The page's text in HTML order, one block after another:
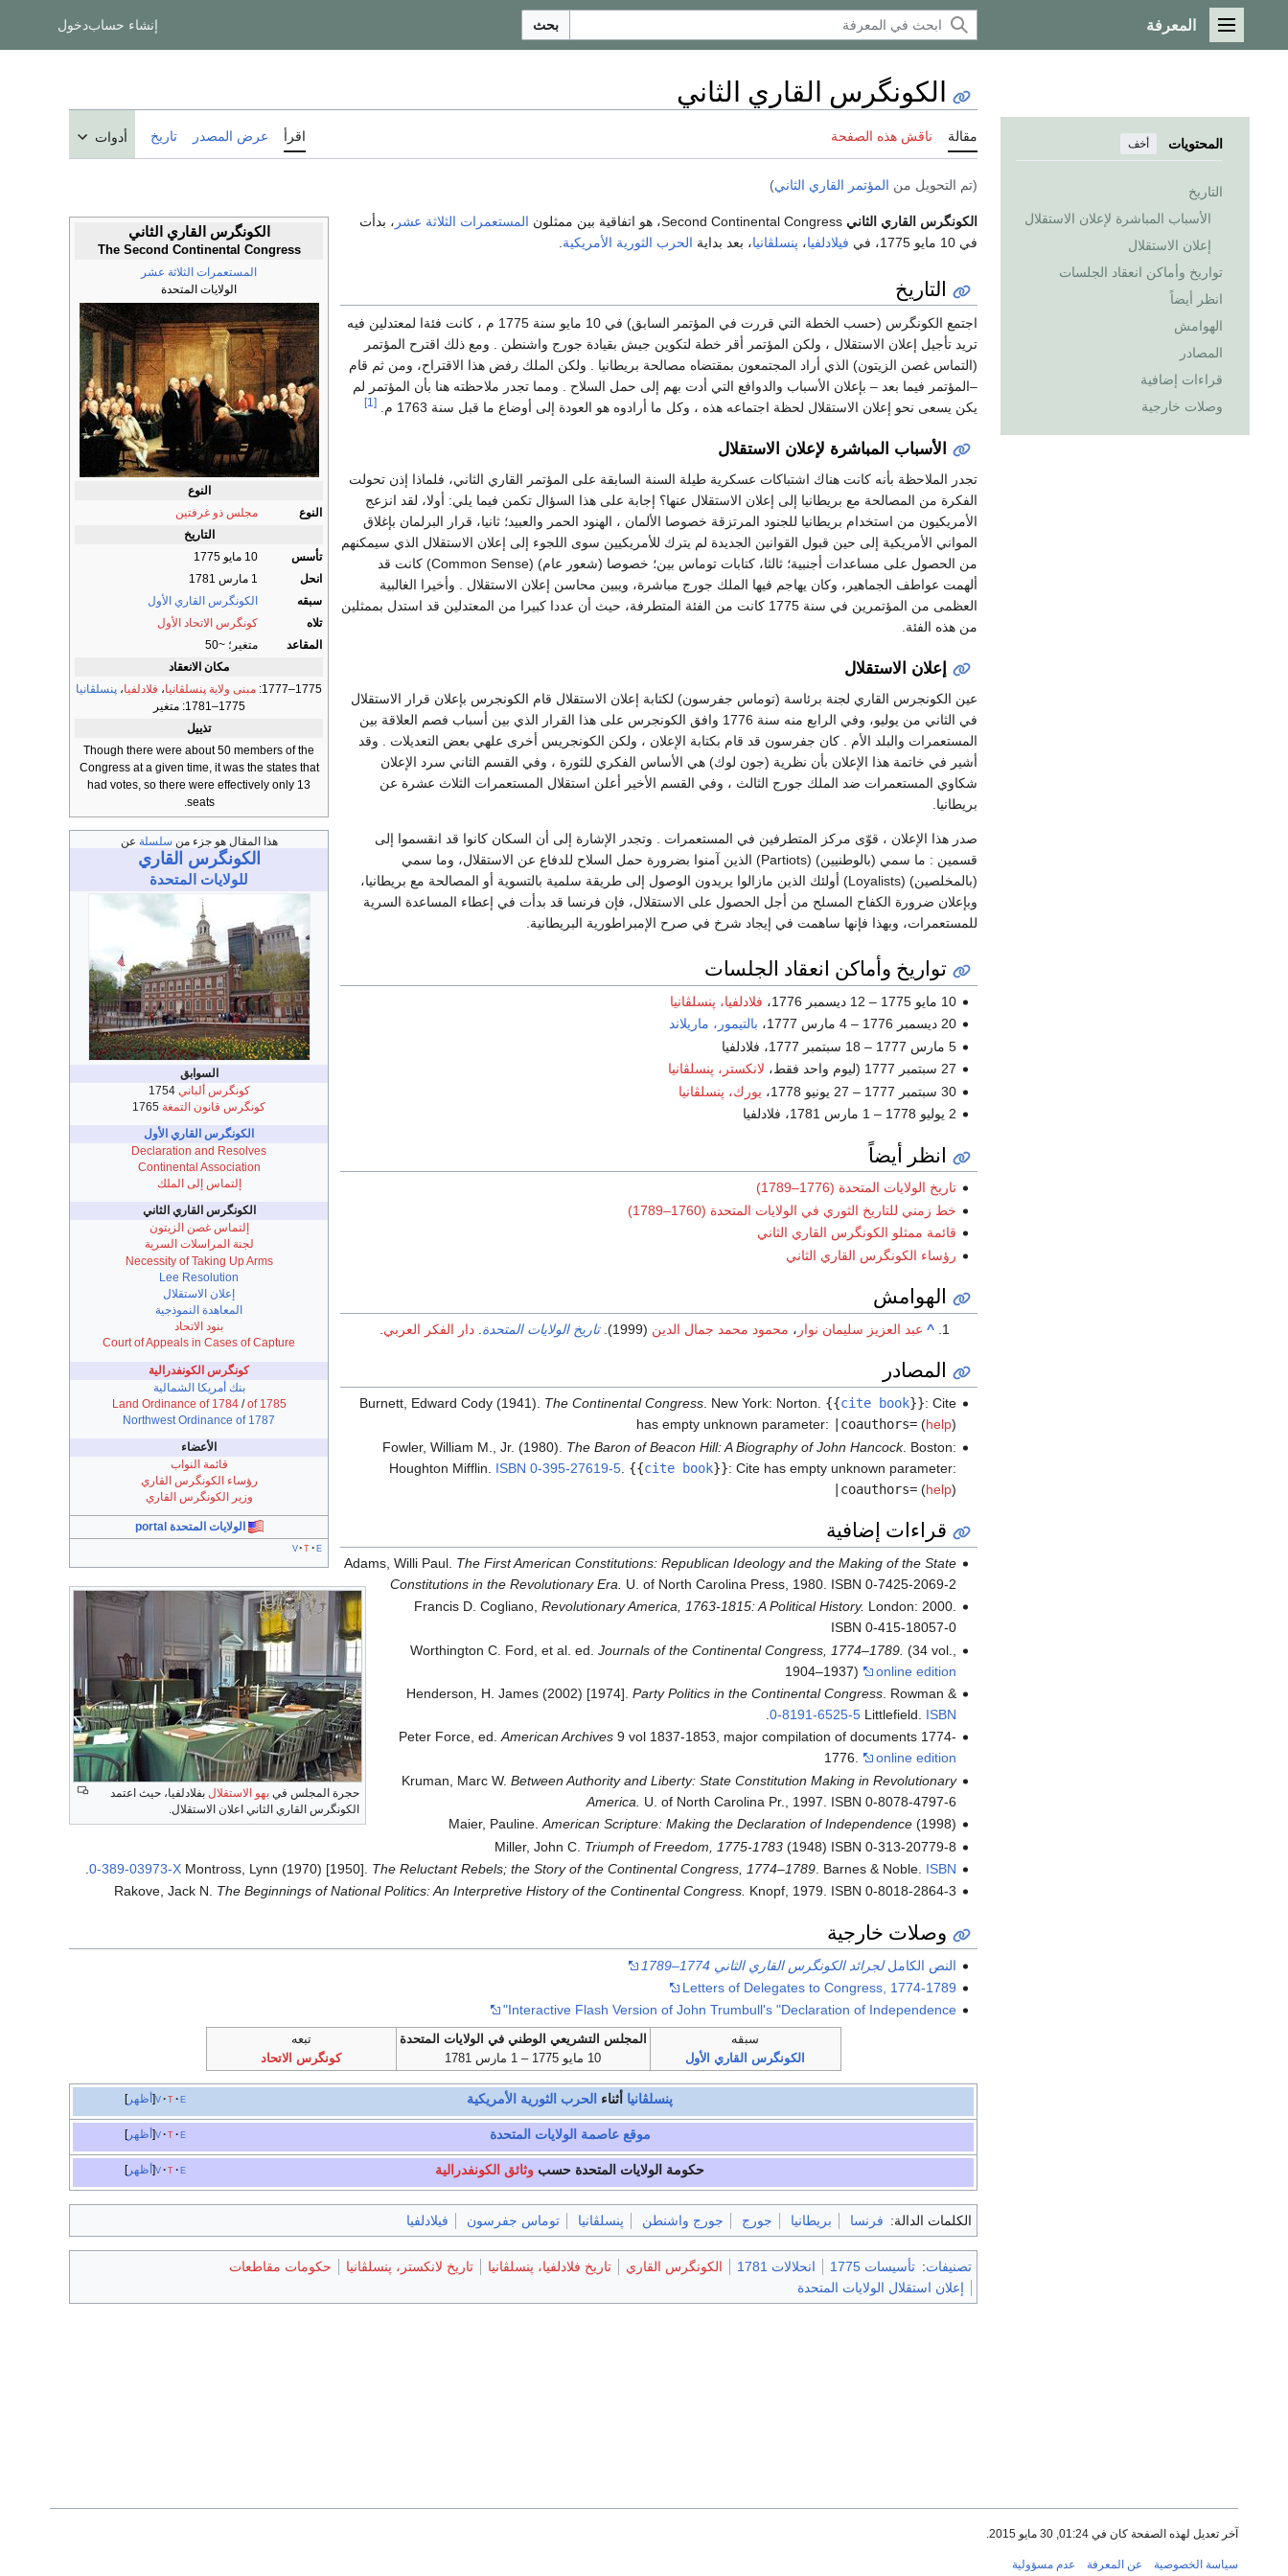
القائمة الرئيسية
المعرفة بحث إنشاء حسابدخول
المحتويات أخف
التاريخ
الأسباب المباشرة لإعلان الاستقلال
إعلان الاستقلال
تواريخ وأماكن انعقاد الجلسات
انظر أيضاً
الهوامش
المصادر
قراءات إضافية
وصلات خارجية
الكونگرس القاري الثاني
مقالة ناقش هذه الصفحة اقرأ عرض المصدر تاريخ أدوات
(تم التحويل من المؤتمر القاري الثاني)
الكونگرس القاري الثاني
The Second Continental Congress
المستعمرات الثلاثة عشر
الولايات المتحدة
النوع
النوع
مجلس ذو غرفتين
التاريخ
تأسس
10 مايو 1775
انحل
1 مارس 1781
سبقه
الكونگرس القاري الأول
تلاه
كونگرس الاتحاد الأول
المقاعد
متغير؛ ~50
مكان الانعقاد
1775–1777:
مبنى ولاية پنسلڤانيا، فلادلفيا، پنسلڤانيا
1775–1781: متغير
تذييل
Though there were about 50 members of the
Congress at a given time, it was the states that
had votes, so there were effectively only 13
seats.
الكونگرس القاري الثاني المستعمرات الثلاثة عشر ، بدأت
في 10 مايو 1775، في
فيلادلفيا، پنسلڤانيا، بعد بداية الحرب الثورية الأمريكية
التاريخ
اجتمع الكونگرس (حسب الخطة التي قررت في المؤتمر السابق) في 10 مايو سنة 1775 م ، كانت فئةا لمعتدلين فيه
تريد تأجيل إعلان الاستقلال ، ولكن المؤتمر أقر خطة لتكوين جيش بقيادة جورج واشنطن . ومع ذلك اقترح المؤتمر
(التماس غصن الزيتون) الذي أراد المجتمعون بمقتضاه مصالحة بريطانيا . ولكن الملك رفض هذا الاقتراح، ومن ثم قام
–المؤتمر فيما بعد – بإعلان الأسباب والدوافع التي أدت بهم إلى حمل السلاح . ومما تجدر ملاحظته هنا بأن المؤتمر لم
يكن يسعى نحو إعلان الاستقلال لحظة اجتماعه هذه ، وكل ما أرادوه هو العودة إلى أوضاع ما قبل سنة 1763 م.
[1]
الأسباب المباشرة لإعلان الاستقلال
هذا المقال هو جزء من سلسلة عن
الكونگرس القاري
للولايات المتحدة
السوابق
كونگرس ألباني 1754
كونگرس قانون التمغة
الكونگرس القاري الأول
Declaration and Resolves
Continental Association
إلتماس إلى الملك
الكونگرس القاري الثاني
إلتماس غصن الزيتون
لجنة المراسلات السرية
Necessity of Taking Up Arms
Lee Resolution
إعلان الاستقلال
المعاهدة النموذجية
بنود الاتحاد
Court of Appeals in Cases of Capture
كونگرس الكونفدرالية
بنك أمريكا الشمالية
Land Ordinance of 1784/of 1785
Northwest Ordinance of 1787
الأعضاء
قائمة النواب
رؤساء الكونگرس القاري
وزير الكونگرس القاري
الولايات المتحدة portal
v t e
تجدر الملاحظة بأنه كانت هناك اشتباكات عسكرية طيلة السنة السابقة على المؤتمر القاري الثاني، فلماذا إذن تحولت
الفكرة من المصالحة مع بريطانيا إلى إعلان الاستقلال عنها؟ إجابة على هذا السؤال تكمن فيما يلي: أولا، لقد انزعج
الأمريكيون من استخدام بريطانيا للجنود المرتزقة خصوصا الألمان ، الهنود الحمر والعبيد؛ ثانيا، قرار البرلمان بإغلاق
المواني الأمريكية إلى حين قبول القوانين الجديدة لم يترك للأمريكيين سوى اللجوء إلى إعلان الاستقلال الذي سيمكنهم
من الحصول على مساعدات أجنبية؛ ثالثا، كتابات توماس بين؛ خصوصا (شعور عام) (Common Sense) كانت قد
ألهمت عواطف الجماهير، وكان يهاجم فيها الملك جورج مباشرة، ويبين محاسن إعلان الاستقلال . وأخيرا الغالبية
العظمى من المؤتمرين في سنة 1775 كانت من الفئة المتطرفة، حيث أن عددا كبيرا من المعتدلين قد استدل بممثلين
من هذه الفئة.
إعلان الاستقلال
حجرة المجلس في بهو الاستقلال بفلادلفيا، حيث اعتمد
الكونگرس القاري الثاني اعلان الاستقلال.
عين الكونجرس القاري لجنة برئاسة (توماس جفرسون) لكتابة إعلان الاستقلال قام الكونجرس بإعلان قرار الاستقلال
في الثاني من يوليو، وفي الرابع منه سنة 1776 وافق الكونجرس على هذا القرار الذي بين أسباب فصم العلاقة بين
المستعمرات والبلد الأم . كان جفرسون قد قام بكتابة الإعلان ، ولكن الكونجريس أخرى علهي بعض التعديلات . وقد
أشير في خاتمة هذا الإعلان بأن نظرية (جون لوك) هي الأساس الفكري للثورة ، وفي القسم الثاني سرد الإعلان
شكاوي المستعمرات ضد الملك جورج الثالث ، وفي القسم الأخير أعلن استقلال المستعمرات الثلاث عشرة عن
بريطانيا.
صدر هذا الإعلان ، قوّى مركز المتطرفين في المستعمرات . وتجدر الإشارة إلى أن السكان كانوا قد انقسموا إلى
قسمين : ما سمي (بالوطنيين) (Partiots) الذين آمنوا بضرورة حمل السلاح للدفاع عن الاستقلال، وما سمي
(بالمخلصين) (Loyalists) أولئك الذين مازالوا يريدون الوصول إلى طريقة سلمية بالتسوية أو المصالحة مع بريطانيا،
وبإعلان ضرورة الكفاح المسلح من أجل الحصول على الاستقلال، فإن فرنسا قد بدأت في إعطاء المساعدة السرية
للمستعمرات، وبهذا فإنها ساهمت في إيجاد شرخ في صرح الإمبراطورية البريطانية.
تواريخ وأماكن انعقاد الجلسات
10 مايو 1775 – 12 ديسمبر 1776،
فلادلفيا، پنسلڤانيا
20 ديسمبر 1776 – 4 مارس 1777،
بالتيمور، ماريلاند
5 مارس 1777 – 18 سبتمبر 1777، فلادلفيا
27 سبتمبر 1777 (ليوم واحد فقط،
لانكستر، پنسلڤانيا
30 سبتمبر 1777 – 27 يونيو 1778،
يورك، پنسلڤانيا
2 يوليو 1778 – 1 مارس 1781، فلادلفيا
انظر أيضاً
تاريخ الولايات المتحدة (1776–1789)
خط زمني للتاريخ الثوري في الولايات المتحدة (1760–1789)
قائمة ممثلو الكونگرس القاري الثاني
رؤساء الكونگرس القاري الثاني
الهوامش
^ عبد العزيز سليمان نوار ، محمود محمد جمال الدين (1999). تاريخ الولايات المتحدة دار الفكر العربي
المصادر
Burnett, Edward Cody (1941). The Continental Congress. New York: Norton. {{cite book}}: Cite
has empty unknown parameter:
|coauthors=(help)
Fowler, William M., Jr. (1980). The Baron of Beacon Hill: A Biography of John Hancock. Boston:
Houghton Mifflin. ISBN 0-395-27619-5. {{cite book}}: Cite has empty unknown parameter:
|coauthors=(help)
قراءات إضافية
Adams, Willi Paul. The First American Constitutions: Republican Ideology and the Making of the State
Constitutions in the Revolutionary Era.
U. of North Carolina Press, 1980. ISBN 0-7425-2069-2
Francis D. Cogliano, Revolutionary America, 1763-1815: A Political History. London: 2000.
ISBN 0-415-18057-0
Worthington C. Ford, et al. ed. Journals of the Continental Congress, 1774–1789. (34 vol.,
1904–1937)
online edition
Henderson, H. James (2002) [1974]. Party Politics in the Continental Congress. Rowman &
Littlefield. ISBN
0-8191-6525-5
Peter Force, ed.American Archives9 vol 1837-1853, major compilation of documents 1774-
1776.
online edition
Kruman, Marc W. Between Authority and Liberty: State Constitution Making in Revolutionary
America.
U. of North Carolina Pr., 1997. ISBN 0-8078-4797-6
Maier, Pauline. American Scripture: Making the Declaration of Independence(1998)
Miller, John C. Triumph of Freedom, 1775-1783(1948) ISBN 0-313-20779-8
Montross, Lynn (1970) [1950]. The Reluctant Rebels; the Story of the Continental Congress, 1774–1789. Barnes & Noble. ISBN
0-389-03973-X
Rakove, Jack N. The Beginnings of National Politics: An Interpretive History of the Continental Congress. Knopf, 1979. ISBN 0-8018-2864-3
وصلات خارجية
النص الكامللجرائد الكونگرس القاري الثاني 1774–1789
Letters of Delegates to Congress, 1774-1789
Interactive Flash Version of John Trumbull's "Declaration of Independence"
سبقه
الكونگرس القاري الأول
المجلس التشريعي الوطني في الولايات المتحدة
10 مايو 1775 – 1 مارس 1781
تبعه
كونگرس الاتحاد
أظهر v t e پنسلڤانيا أثناء الحرب الثورية الأمريكية
أظهر v t e موقع عاصمة الولايات المتحدة
أظهر v t e حكومة الولايات المتحدة حسب وثائق الكونفدرالية
الكلمات الدالة: فرنسا بريطانيا جورج جورج واشنطن پنسلڤانيا توماس جفرسون فيلادلفيا
تصنيفات: تأسيسات 1775 انحلالات 1781 الكونگرس القاري تاريخ فلادلفيا، پنسلڤانيا تاريخ لانكستر، پنسلڤانيا
حكومات مقاطعات
إعلان استقلال الولايات المتحدة
آخر تعديل لهذه الصفحة كان في 01:24, 30 مايو 2015.
سياسة الخصوصية عن المعرفة عدم مسؤولية